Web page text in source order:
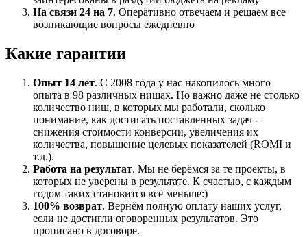
На связи 24 на 7. Оперативно отвечаем и решаем все
возникающие вопросы ежедневно
Какие гарантии
Опыт 14 лет. С 2008 года у нас накопилось много
опыта в 98 различных нишах. Но важно даже не столько
количество ниш, в которых мы работали, сколько
понимание, как достигать поставленных задач -
снижения стоимости конверсии, увеличения их
количества, повышение целевых показателей (ROMI и
т.д.).
Работа на результат. Мы не берёмся за те проекты, в
которых не уверены в результате. К счастью, с каждым
годом таких становится всё меньше:)
100% возврат. Вернём полную оплату наших услуг,
если не достигли оговоренных результатов. Это
прописано в договоре.